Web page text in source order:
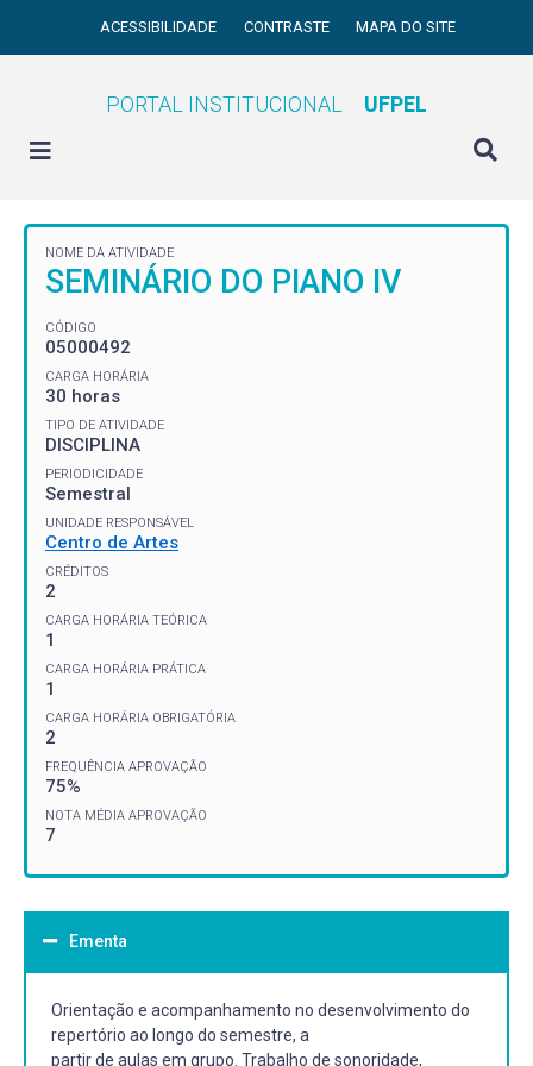
ACESSIBILIDADE CONTRASTE MAPA DO SITE
PORTAL INSTITUCIONAL UFPEL
NOME DA ATIVIDADE
SEMINÁRIO DO PIANO IV
CÓDIGO
05000492
CARGA HORÁRIA
30 horas
TIPO DE ATIVIDADE
DISCIPLINA
PERIODICIDADE
Semestral
UNIDADE RESPONSÁVEL
Centro de Artes
CRÉDITOS
2
CARGA HORÁRIA TEÓRICA
1
CARGA HORÁRIA PRÁTICA
1
CARGA HORÁRIA OBRIGATÓRIA
2
FREQUÊNCIA APROVAÇÃO
75%
NOTA MÉDIA APROVAÇÃO
7
Ementa
Orientação e acompanhamento no desenvolvimento do
repertório ao longo do semestre, a
partir de aulas em grupo. Trabalho de sonoridade,